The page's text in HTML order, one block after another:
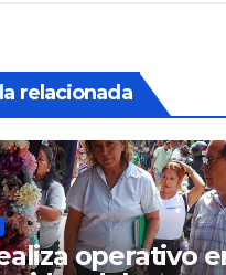
relacionada
operativo